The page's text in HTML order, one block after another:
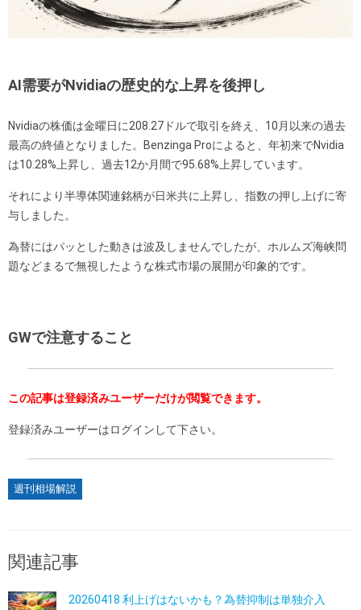
AI需要がNvidiaの歴史的な上昇を後押し
Nvidiaの株価は金曜日に208.27ドルで取引を終え、10月以来の過去
最高の終値となりました。Benzinga Proによると、年初来でNvidia
は10.28%上昇し、過去12か月間で95.68%上昇しています。
それにより半導体関連銘柄が日米共に上昇し、指数の押し上げに寄
与しました。
為替にはパッとした動きは波及しませんでしたが、ホルムズ海峡問
題などまるで無視したような株式市場の展開が印象的です。
GWで注意すること
この記事は登録済みユーザーだけが閲覧できます。
登録済みユーザーはログインして下さい。
週刊相場解説
関連記事
20260418 利上げはないかも？為替抑制は単独介入